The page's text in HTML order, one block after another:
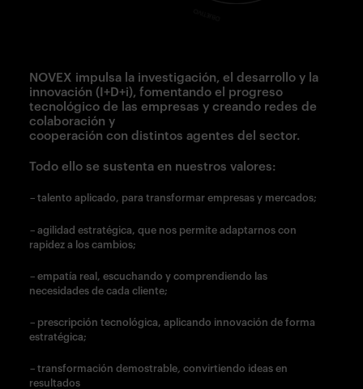
NOVEX impulsa la investigación, el desarrollo y la
innovación (I+D+i), fomentando el progreso
tecnológico de las empresas y creando redes de
colaboración y
cooperación con distintos agentes del sector.
Todo ello se sustenta en nuestros valores:
– talento aplicado, para transformar empresas y mercados;
– agilidad estratégica, que nos permite adaptarnos con
rapidez a los cambios;
– empatía real, escuchando y comprendiendo las
necesidades de cada cliente;
– prescripción tecnológica, aplicando innovación de forma
estratégica;
–transformación demostrable, convirtiendo ideas en
resultados